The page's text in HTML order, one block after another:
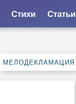
Стихи Статьи
МЕЛОДЕКЛАМАЦИЯ